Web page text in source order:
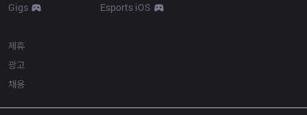
Gigs
Esports iOS
제휴
광고
채용